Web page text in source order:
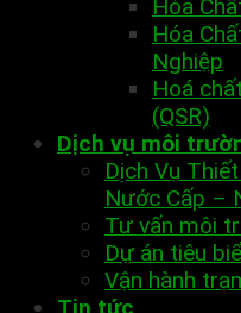
Hóa
Hóa
Nghiệp
Hoá
(QSR)
Dịch vụ môi
Dịch Vụ
Nước Cấp –
Tư vấn môi
Dự án tiêu
Vận hành